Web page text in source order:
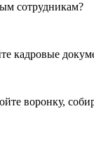
сотрудникам?
кадровые
воронку,